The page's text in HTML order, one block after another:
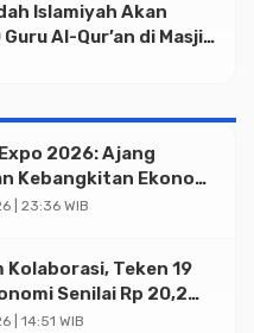
Islamiyah Akan
Al-Qur’an di Masjid
2026: Ajang
Kebangkitan Ekonomi
| 23:36 WIB
Teken 19
Senilai Rp 20,2
| 14:51 WIB